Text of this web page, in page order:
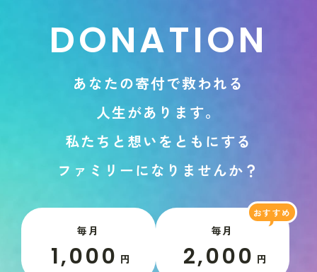
DONATION
あ な たの寄付で救われ る
人生があ り ま す。
私た ち と 想い を と も にする
フ ァ ミ リ ーに な り ま せんか ？
毎月
1,000 円
毎月
2,000 円